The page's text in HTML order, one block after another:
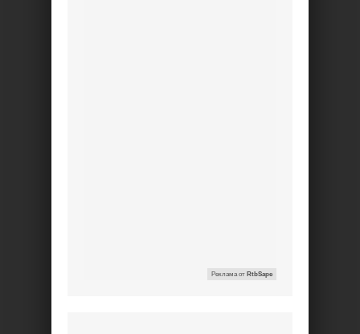
Реклама от RtbSape